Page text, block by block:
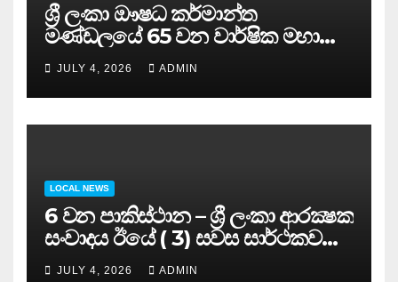
ශ්‍රී ලංකා ඖෂධ කර්මාන්ත
මණ්ඩලයේ 65 වන වාර්ෂික මහා
සමුළුව සෞඛ්‍ය නියෝජ්‍ය
අමාත්‍යවරයාගේ ප්‍රධානත්වයෙන්……
JULY 4, 2026 ADMIN
LOCAL NEWS
6 වන පාකිස්ථාන – ශ්‍රී ලංකා ආරක්‍ෂක
සංවාදය ඊයේ ( 3) සවස සාර්ථකව
අවසන් කරයි..
JULY 4, 2026 ADMIN